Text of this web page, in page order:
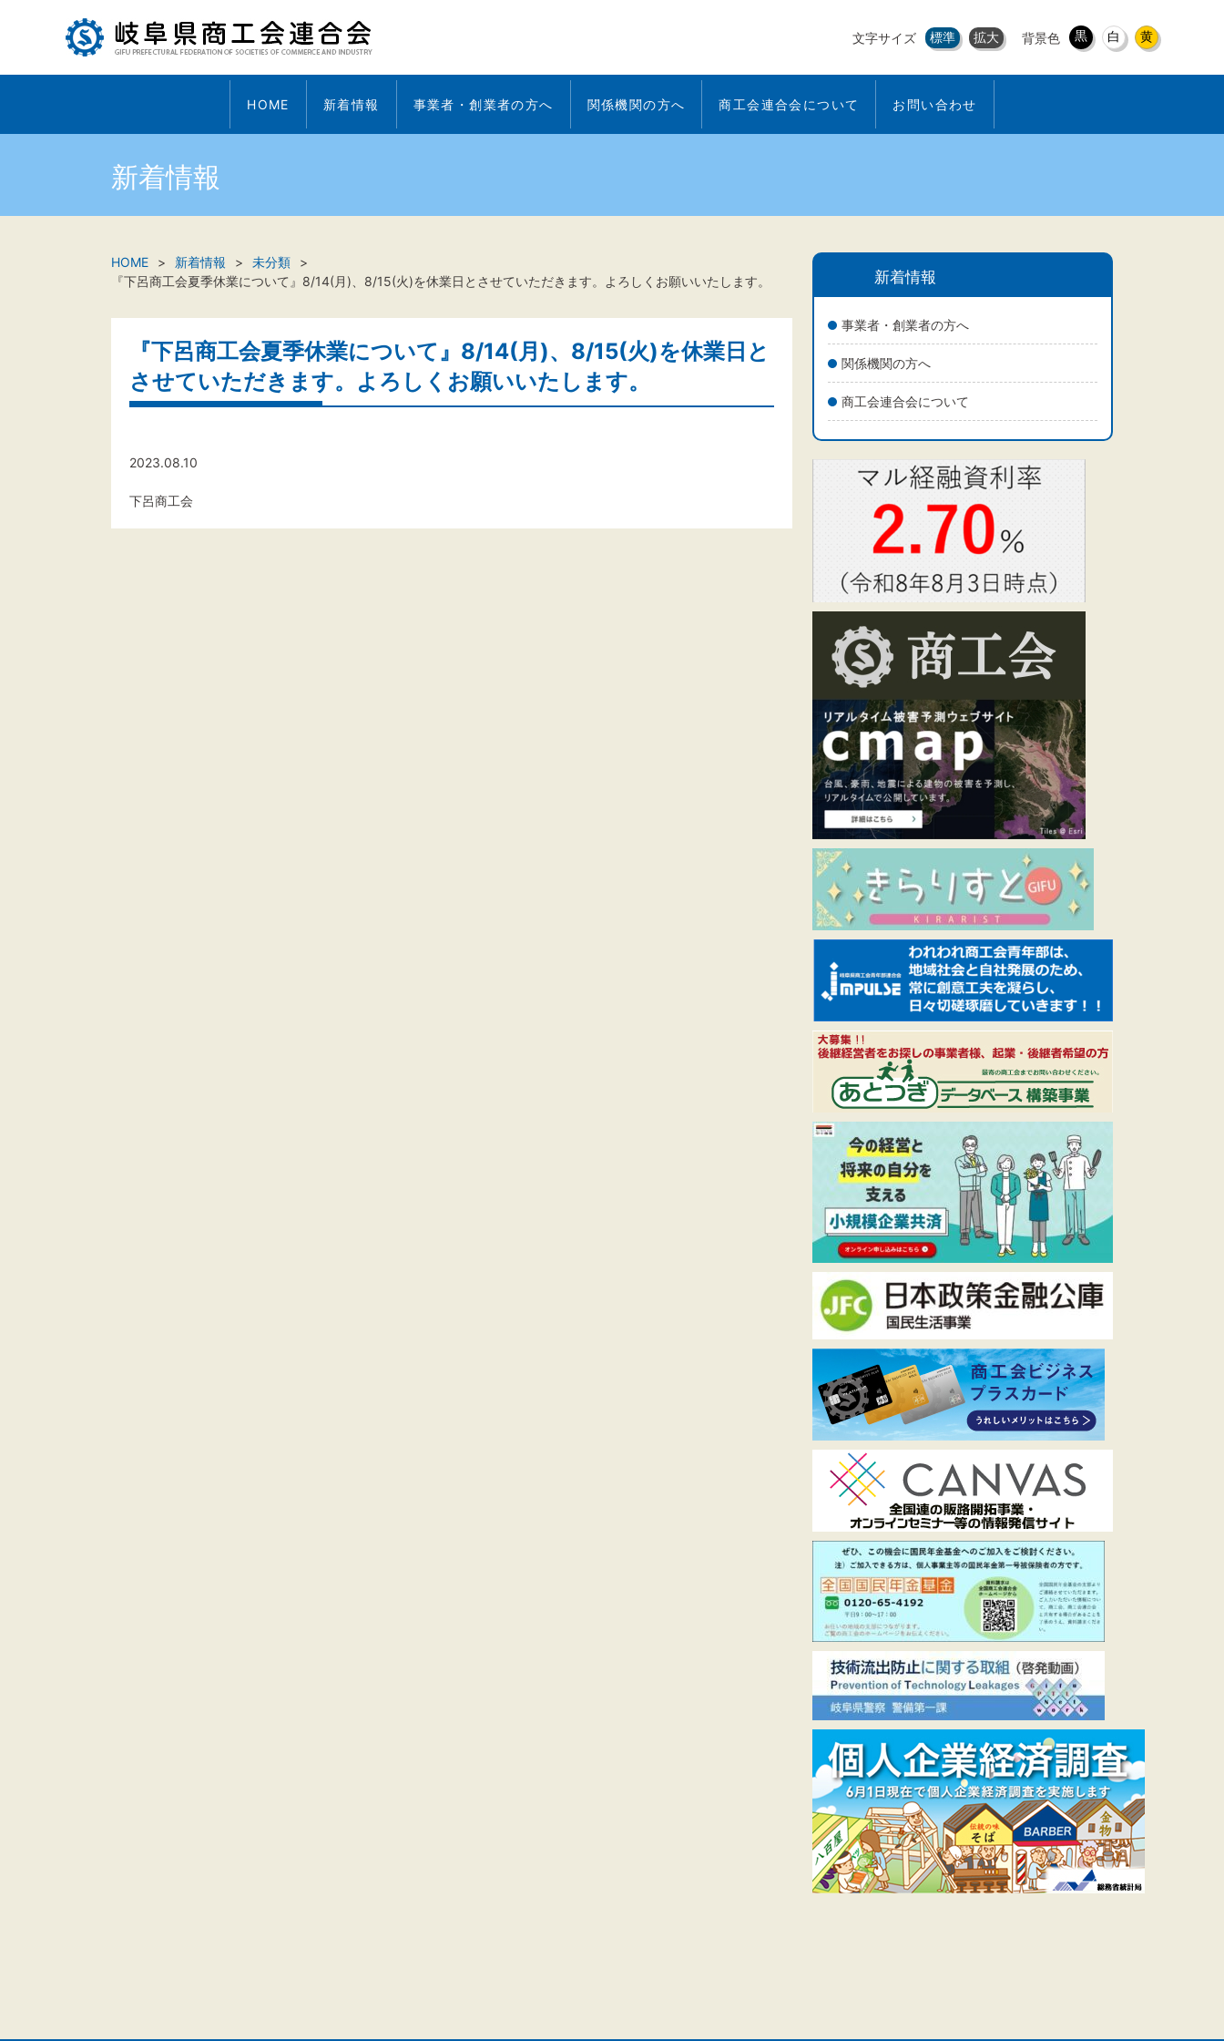
文字サイズ 標準 拡大 背景色 黒 白 黄
HOME 新着情報 事業者・創業者の方へ 関係機関の方へ 商工会連合会について お問い合わせ
新着情報
新着情報
事業者・創業者の方へ
関係機関の方へ
商工会連合会について
HOME 新着情報
未分類
『下呂商工会夏季休業について』8/14(月)、8/15(火)を休業日とさせていただきます。よろしくお願いいたします。
『下呂商工会夏季休業について』8/14(月)、8/15(火)を休業日と
させていただきます。よろしくお願いいたします。
2023.08.10
下呂商工会